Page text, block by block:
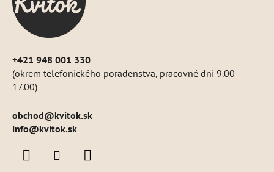
+421 948 001 330
(okrem telefonického poradenstva, pracovné dni 9.00 –
17.00)
obchod@kvitok.sk
info@kvitok.sk